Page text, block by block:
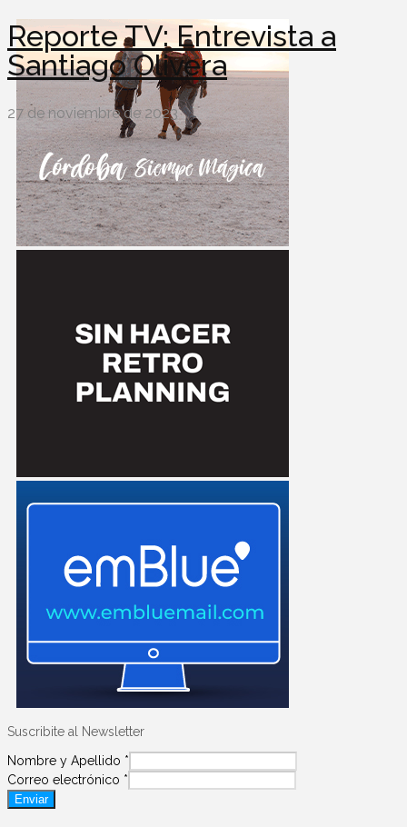
Reporte TV: Entrevista a
Santiago Olivera
27 de noviembre de 2023
Suscribite al Newsletter
Nombre y Apellido *
Correo electrónico *
Enviar